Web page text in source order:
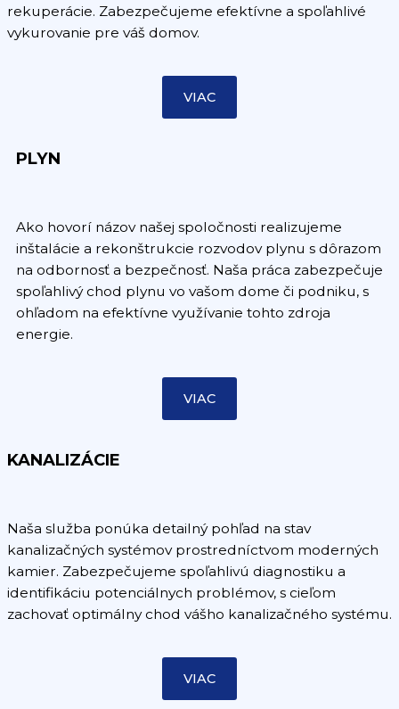
rekuperácie. Zabezpečujeme efektívne a spoľahlivé
vykurovanie pre váš domov.
VIAC
PLYN
Ako hovorí názov našej spoločnosti realizujeme
inštalácie a rekonštrukcie rozvodov plynu s dôrazom
na odbornosť a bezpečnosť. Naša práca zabezpečuje
spoľahlivý chod plynu vo vašom dome či podniku, s
ohľadom na efektívne využívanie tohto zdroja
energie.
VIAC
KANALIZÁCIE
Naša služba ponúka detailný pohľad na stav
kanalizačných systémov prostredníctvom moderných
kamier. Zabezpečujeme spoľahlivú diagnostiku a
identifikáciu potenciálnych problémov, s cieľom
zachovať optimálny chod vášho kanalizačného systému.
VIAC